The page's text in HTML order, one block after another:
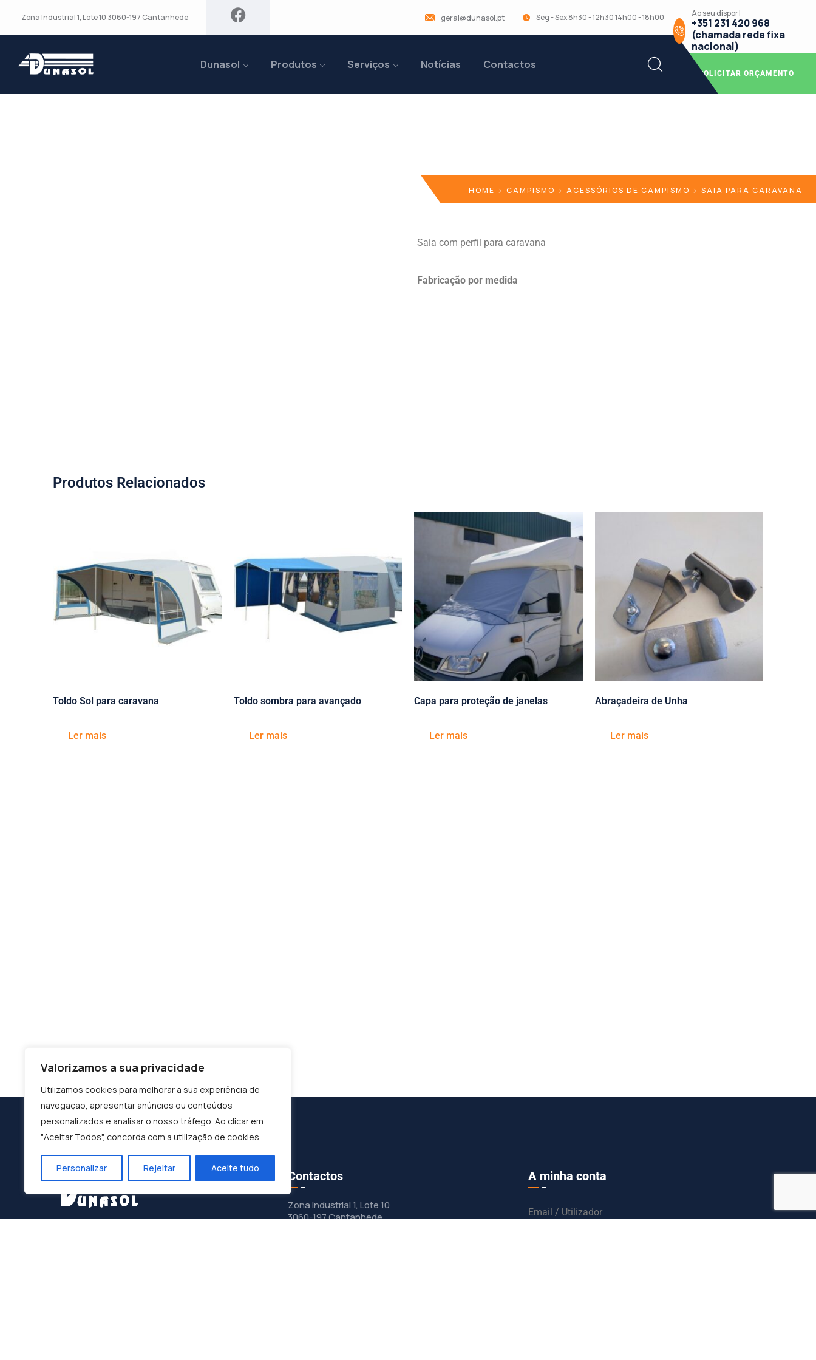
Valorizamos a sua privacidade
Utilizamos cookies para melhorar a sua experiência de
navegação, apresentar anúncios ou conteúdos
personalizados e analisar o nosso tráfego. Ao clicar em
"Aceitar Todos", concorda com a utilização de cookies.
Personalizar Rejeitar Aceite tudo
Zona Industrial 1, Lote 10 3060-197 Cantanhede geral@dunasol.pt Seg - Sex 8h30 - 12h30 14h00 - 18h00 Ao seu dispor!
+351 231 420 968
(chamada rede fixa
nacional)
Dunasol
Produtos Serviços Notícias Contactos
SOLICITAR ORÇAMENTO
HOME CAMPISMO ACESSÓRIOS DE CAMPISMO SAIA PARA CARAVANA
Saia com perfil para caravana
Fabricação por medida
Produtos Relacionados
Toldo Sol para caravana
Ler mais
Toldo sombra para avançado
Ler mais
Capa para proteção de janelas
Ler mais
Abraçadeira de Unha
Ler mais
Contactos
Zona Industrial 1, Lote 10
3060-197 Cantanhede
A minha conta
Email / Utilizador